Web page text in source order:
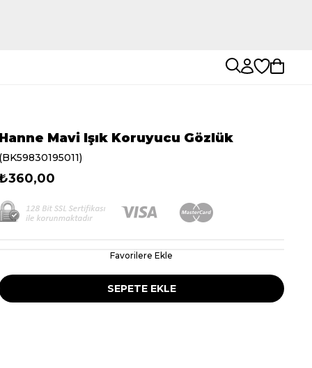
Hanne Mavi Işık Koruyucu Gözlük
(BK59830195011)
Favorilere Ekle